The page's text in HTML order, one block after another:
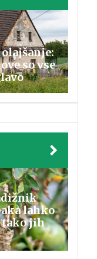
so vse
lahko
jih